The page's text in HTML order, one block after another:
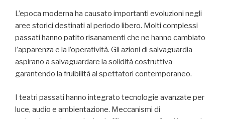
L’epoca moderna ha causato importanti evoluzioni negli
aree storici destinati al periodo libero. Molti complessi
passati hanno patito risanamenti che ne hanno cambiato
l’apparenza e la l’operatività. Gli azioni di salvaguardia
aspirano a salvaguardare la solidità costruttiva
garantendo la fruibilità al spettatori contemporaneo.
I teatri passati hanno integrato tecnologie avanzate per
luce, audio e ambientazione. Meccanismi di